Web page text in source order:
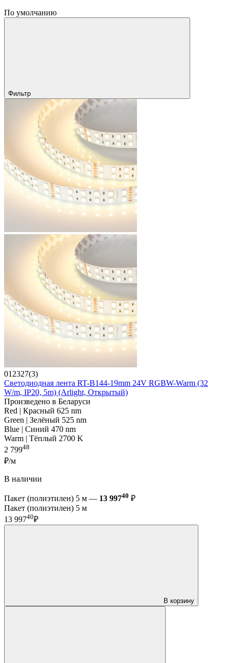
По умолчанию
Фильтр
012327(3)
Светодиодная лента RT-B144-19mm 24V RGBW-Warm (32
W/m, IP20, 5m) (Arlight, Открытый)
Произведено в Беларуси
Red | Красный 625 nm
Green | Зелёный 525 nm
Blue | Синий 470 nm
Warm | Тёплый 2700 K
2 79948
₽/м
В наличии
Пакет (полиэтилен) 5 м — 13 99740 ₽
Пакет (полиэтилен) 5 м
13 99740₽
В корзину